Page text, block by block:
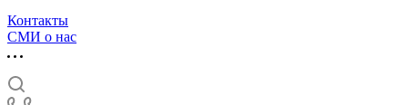
Контакты
СМИ о нас